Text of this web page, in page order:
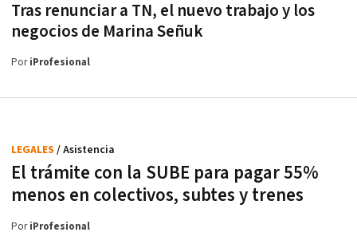
Tras renunciar a TN, el nuevo trabajo y los
negocios de Marina Señuk
PoriProfesional
El trámite con la SUBE para pagar 55%
menos en colectivos, subtes y trenes
LEGALES / Asistencia
PoriProfesional